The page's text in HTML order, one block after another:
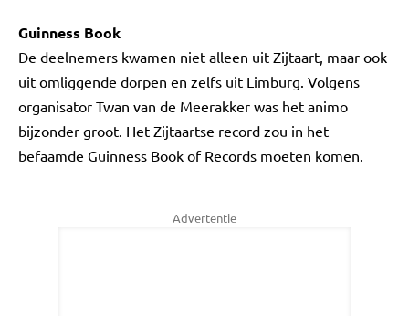
Guinness Book
De deelnemers kwamen niet alleen uit Zijtaart, maar ook
uit omliggende dorpen en zelfs uit Limburg. Volgens
organisator Twan van de Meerakker was het animo
bijzonder groot. Het Zijtaartse record zou in het
befaamde Guinness Book of Records moeten komen.
Advertentie